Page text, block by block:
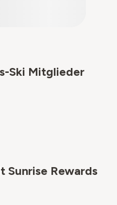
Ski Mitglieder
Sunrise Rewards